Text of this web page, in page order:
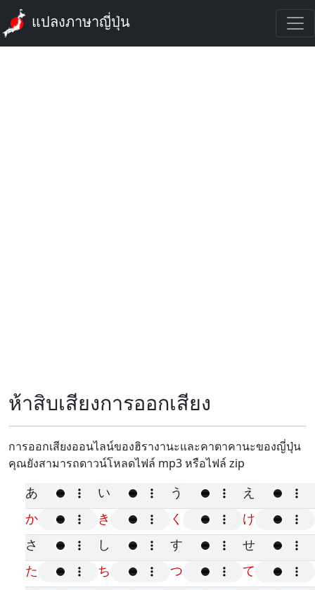
แปลงภาษาญี่ปุ่น
ห้าสิบเสียงการออกเสียง
การออกเสียงออนไลน์ของฮิรางานะและคาตาคานะของญี่ปุ่น
คุณยังสามารถดาวน์โหลดไฟล์ mp3 หรือไฟล์ zip
あ い う
え
か
き く
け
さ
し す
せ
た
ち つ
て